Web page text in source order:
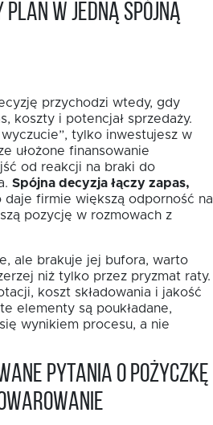
plan w jedną spójną
przychodzi wtedy, gdy
koszty i potencjał sprzedaży.
tylko inwestujesz w
ułożone finansowanie
od reakcji na braki do
Spójna decyzja łączy zapas,
daje firmie większą odporność na
pozycję w rozmowach z
ale brakuje jej bufora, warto
niż tylko przez pryzmat raty.
koszt składowania i jakość
elementy są poukładane,
wynikiem procesu, a nie
pytania o pożyczkę